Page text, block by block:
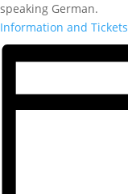
speaking German.
Information and Tickets